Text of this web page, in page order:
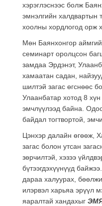
хэрэглэснээс болж
эмнэлгийн халдвартын
хоолны хордлогод орж
Мөн Баянхонгор
семинарт оролцсон
замдаа Эрдэнэт,
хамаатан садан,
шилтэй загас өгснөөс
Улаанбатар хотод 8
эмчлүүлээд байна.
байдал тогтвортой,
Цэнхэр далайн өгөөж,
загас болон утсан
зөрчилтэй, хэзээ
бүтээгдэхүүнүүд
дараа халуурах,
илэрвэл харьяа эрүүл
яаралтай хандахыг